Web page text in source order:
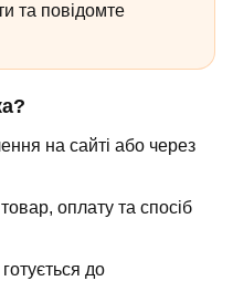
та повідомте
на сайті або через
оплату та спосіб
до